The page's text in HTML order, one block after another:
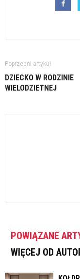
Poprzedni artykuł
DZIECKO W RODZINIE
WIELODZIETNEJ
POWIĄZANE
WIĘCEJ OD